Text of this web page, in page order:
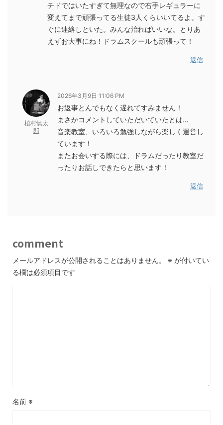
チドではいたすぎて無理なので右手レギュラーに
変えてまで頑張ってる生徒3人くらいいてるよ。す
ぐに連絡しといた。みんな治ればいいな。とりあ
えずお大事にね！ドラムスクールも頑張って！
返信
植村慎太
郎
2026年3月9日 11:06 PM
お返事とんでもなく遅れてすみません！
まさかコメントしていただいていたとは…
音楽教室、いろいろ勉強しながら楽しく運営し
ています！
またお会いする際には、ドラムだったり教室だ
ったりお話しできたらと思います！
返信
comment
メールアドレスが公開されることはありません。 ※ が付いてい
る欄は必須項目です
名前 ※